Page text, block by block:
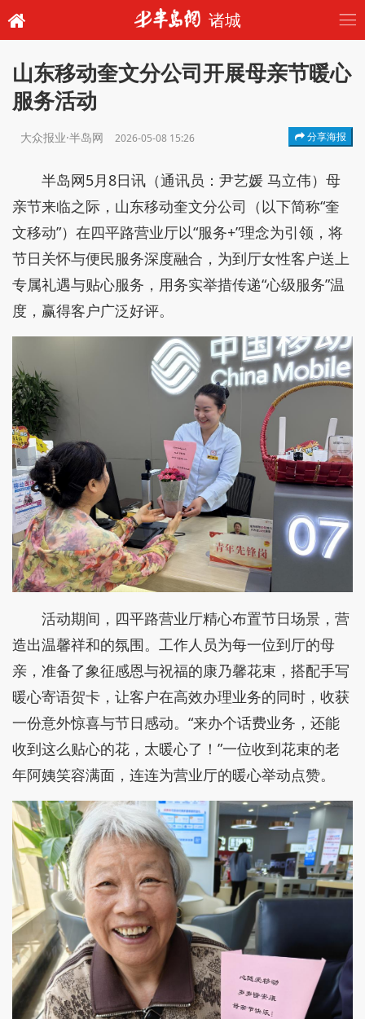
诸城
山东移动奎文分公司开展母亲节暖心
服务活动
大众报业·半岛网 2026-05-08 15:26 分享海报
半岛网5月8日讯（通讯员：尹艺媛 马立伟）母
亲节来临之际，山东移动奎文分公司（以下简称“奎
文移动”）在四平路营业厅以“服务+”理念为引领，将
节日关怀与便民服务深度融合，为到厅女性客户送上
专属礼遇与贴心服务，用务实举措传递“心级服务”温
度，赢得客户广泛好评。
活动期间，四平路营业厅精心布置节日场景，营
造出温馨祥和的氛围。工作人员为每一位到厅的母
亲，准备了象征感恩与祝福的康乃馨花束，搭配手写
暖心寄语贺卡，让客户在高效办理业务的同时，收获
一份意外惊喜与节日感动。“来办个话费业务，还能
收到这么贴心的花，太暖心了！”一位收到花束的老
年阿姨笑容满面，连连为营业厅的暖心举动点赞。